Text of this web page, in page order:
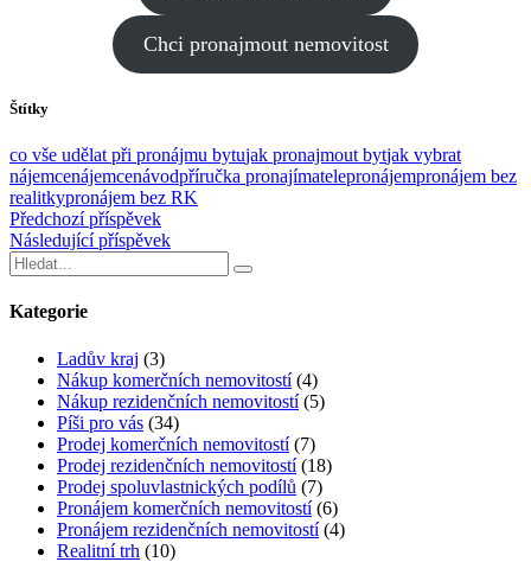
Chci pronajmout nemovitost
Štítky
co vše udělat při pronájmu bytujak pronajmout bytjak vybrat
nájemcenájemcenávodpříručka pronajímatelepronájempronájem bez
realitkypronájem bez RK
Předchozí příspěvek
Následující příspěvek
Kategorie
Ladův kraj (3)
Nákup komerčních nemovitostí(4)
Nákup rezidenčních nemovitostí(5)
Píši pro vás (34)
Prodej komerčních nemovitostí(7)
Prodej rezidenčních nemovitostí(18)
Prodej spoluvlastnických podílů (7)
Pronájem komerčních nemovitostí(6)
Pronájem rezidenčních nemovitostí(4)
Realitní trh (10)